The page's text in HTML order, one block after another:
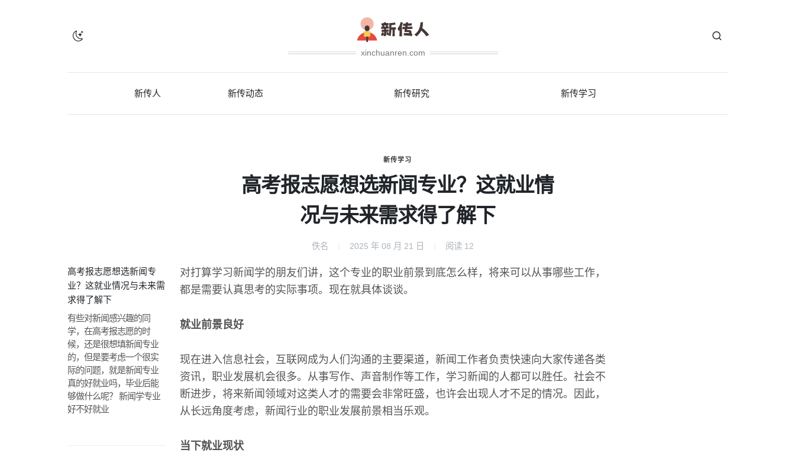
xinchuanren.com
新传人 新传动态 新传研究 新传学习
新传学习
高考报志愿想选新闻专业？这就业情
况与未来需求得了解下
佚名 2025 年 08 月 21 日 阅读 12
高考报志愿想选新闻专
业？这就业情况与未来需
求得了解下
有些对新闻感兴趣的同
学，在高考报志愿的时
候，还是很想填新闻专业
的，但是要考虑一个很实
际的问题，就是新闻专业
真的好就业吗，毕业后能
够做什么呢？ 新闻学专业
好不好就业
对打算学习新闻学的朋友们讲，这个专业的职业前景到底怎么样，将来可以从事哪些工作，
都是需要认真思考的实际事项。现在就具体谈谈。
就业前景良好
现在进入信息社会，互联网成为人们沟通的主要渠道，新闻工作者负责快速向大家传递各类
资讯，职业发展机会很多。从事写作、声音制作等工作，学习新闻的人都可以胜任。社会不
断进步，将来新闻领域对这类人才的需要会非常旺盛，也许会出现人才不足的情况。因此，
从长远角度考虑，新闻行业的职业发展前景相当乐观。
当下就业现状